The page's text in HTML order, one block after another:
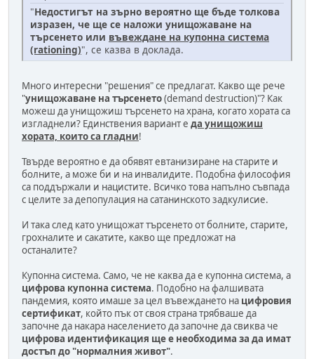
"Недостигът на зърно вероятно ще бъде толкова
изразен, че ще се наложи унищожаване на
търсенето или въвеждане на купонна система
(rationing)", се казва в доклада.
Много интересни "решения" се предлагат. Какво ще рече
"унищожаване на търсенето(demand destruction)"? Как
можеш да унищожиш търсенето на храна, когато хората са
изгладнели? Единствения вариант е да унищожиш
хората, които са гладни!
Твърде вероятно е да обявят евтанизиране на старите и
болните, а може би и на инвалидите. Подобна философия
са поддържали и нацистите. Всичко това напълно съвпада
с целите за депопулация на сатанинското задкулисие.
И така след като унищожат търсенето от болните, старите,
грохналите и сакатите, какво ще предложат на
останалите?
Купонна система. Само, че не каква да е купонна система, а
цифрова купонна система. Подобно на фалшивата
пандемия, която имаше за цел въвеждането на цифровия
сертификат, който пък от своя страна трябваше да
започне да накара населението да започне да свиква че
цифрова идентификация ще е необходима за да имат
достъп до "нормалния живот".